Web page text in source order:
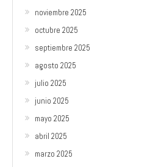
noviembre 2025
octubre 2025
septiembre 2025
agosto 2025
julio 2025
junio 2025
mayo 2025
abril 2025
marzo 2025